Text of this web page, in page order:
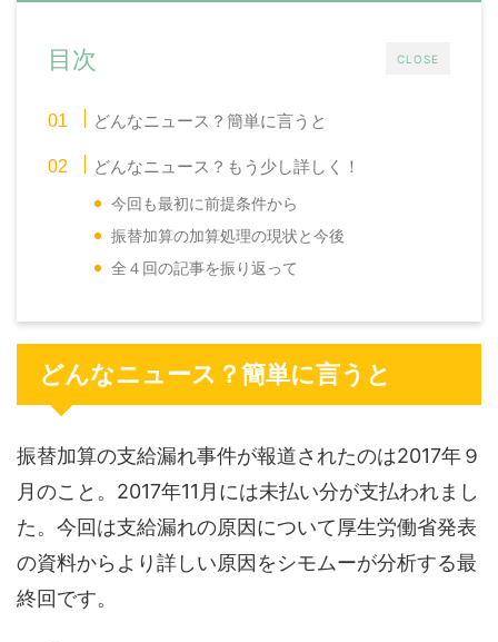
CLOSE
目次
どんなニュース？簡単に言うと
どんなニュース？もう少し詳しく！
今回も最初に前提条件から
振替加算の加算処理の現状と今後
全４回の記事を振り返って
どんなニュース？簡単に言うと
振替加算の支給漏れ事件が報道されたのは2017年９
月のこと。2017年11月には未払い分が支払われまし
た。今回は支給漏れの原因について厚生労働省発表
の資料からより詳しい原因をシモムーが分析する最
終回です。